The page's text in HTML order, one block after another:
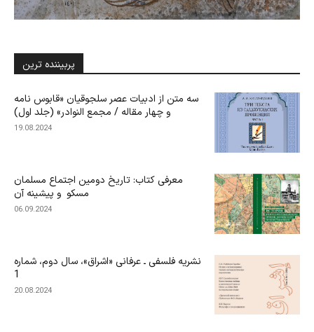
پربیننده ترین
سه متن از ادبیات عصر سلجوقیان «قابوس نامه
و چهار مقاله / مجمع النوادر» (جلد اول)
19.08.2024
معرفی کتاب: تاریخ دومین اجتماع مسلمان
مسکو و پیشینه آن
06.09.2024
نشریه فلسفی ـ عرفانی «اشراق»، سال دوم، شماره
1
20.08.2024